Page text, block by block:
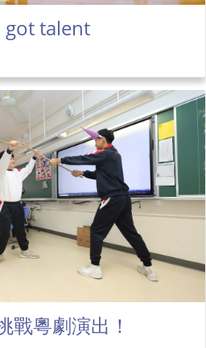
got talent
戰粵劇演出！